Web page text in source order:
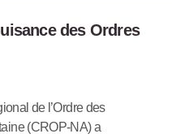
des Ordres
de l’Ordre des
(CROP-NA) a